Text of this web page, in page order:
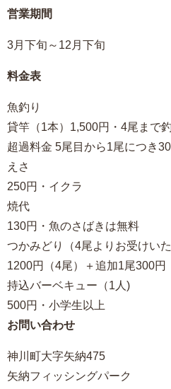
営業期間
3月下旬～12月下旬
料金表
魚釣り
貸竿（1本）1,500円・4尾まで釣
超過料金 5尾目から1尾につき
えさ
250円・イクラ
焼代
130円・魚のさばきは無料
つかみどり（4尾よりお受けいた
1200円（4尾）＋追加1尾300円
持込バーベキュー（1人)
500円・小学生以上
お問い合わせ
神川町大字矢納475
矢納フィッシングパーク